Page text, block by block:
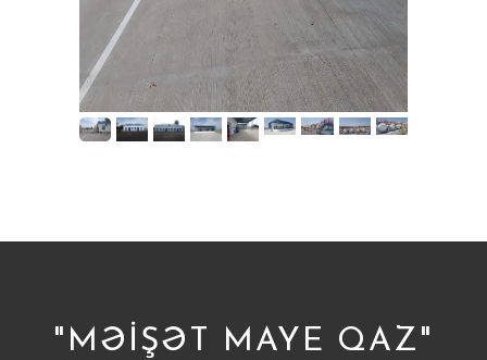
"MƏİŞƏT MAYE QAZ"